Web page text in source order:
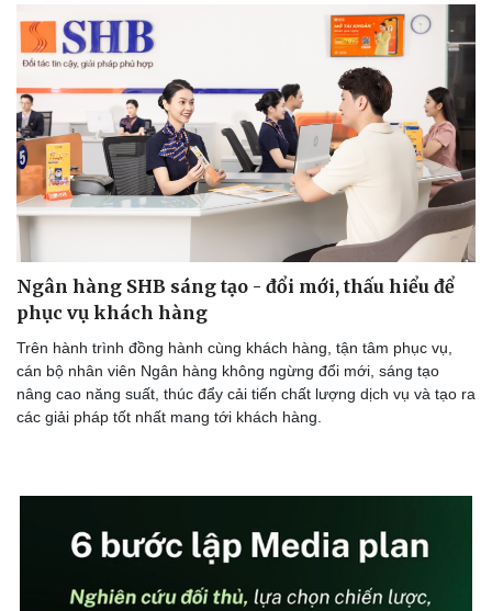
Phòng mạch online
Ăn sạch sống khỏe
Ngân hàng SHB sáng tạo - đổi mới, thấu hiểu để
phục vụ khách hàng
Trên hành trình đồng hành cùng khách hàng, tận tâm phục vụ,
cán bộ nhân viên Ngân hàng không ngừng đổi mới, sáng tạo
nâng cao năng suất, thúc đẩy cải tiến chất lượng dịch vụ và tạo ra
các giải pháp tốt nhất mang tới khách hàng.